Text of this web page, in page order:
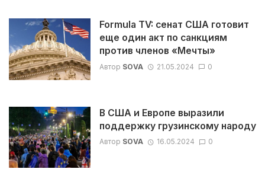
Formula TV: сенат США готовит
еще один акт по санкциям
против членов «Мечты»
Автор SOVA 21.05.2024 0
В США и Европе выразили
поддержку грузинскому народу
Автор SOVA 16.05.2024 0